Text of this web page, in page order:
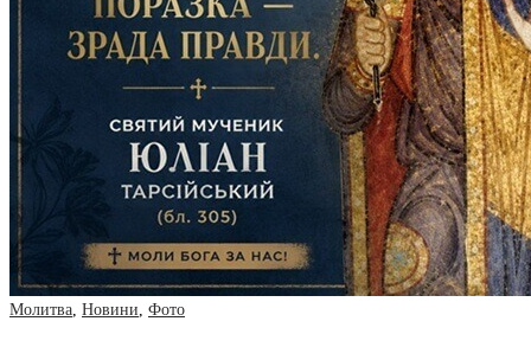
Молитва Новини Фото